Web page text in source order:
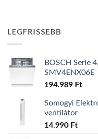
LEGFRISSEBB
BOSCH Serie
SMV4ENX06E
194.989 Ft
Somogyi
ventilátor
14.990 Ft